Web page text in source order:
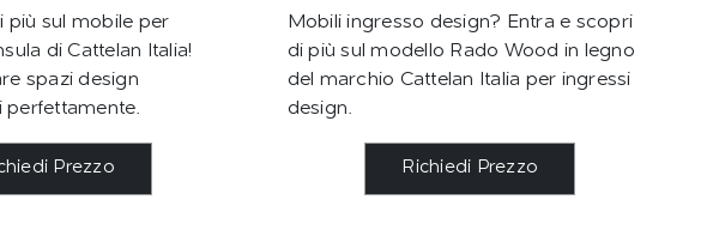
più sul mobile per
di Cattelan Italia!
spazi design
perfettamente.
Prezzo
Mobili ingresso design? Entra e scopri
di più sul modello Rado Wood in legno
del marchio Cattelan Italia per ingressi
design.
Richiedi Prezzo